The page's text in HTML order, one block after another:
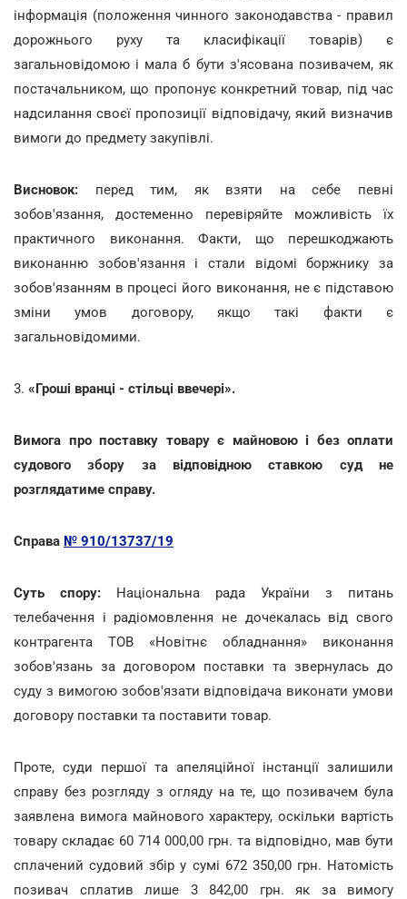
інформація (положення чинного законодавства - правил
дорожнього руху та класифікації товарів) є
загальновідомою і мала б бути з'ясована позивачем, як
постачальником, що пропонує конкретний товар, під час
надсилання своєї пропозиції відповідачу, який визначив
вимоги до предмету закупівлі.
Висновок: перед тим, як взяти на себе певні
зобов'язання, достеменно перевіряйте можливість їх
практичного виконання. Факти, що перешкоджають
виконанню зобов'язання і стали відомі боржнику за
зобов'язанням в процесі його виконання, не є підставою
зміни умов договору, якщо такі факти є
загальновідомими.
3. «Гроші вранці - стільці ввечері».
Вимога про поставку товару є майновою і без оплати
судового збору за відповідною ставкою суд не
розглядатиме справу.
Справа № 910/13737/19
Суть спору: Національна рада України з питань
телебачення і радіомовлення не дочекалась від свого
контрагента ТОВ «Новітнє обладнання» виконання
зобов'язань за договором поставки та звернулась до
суду з вимогою зобов'язати відповідача виконати умови
договору поставки та поставити товар.
Проте, суди першої та апеляційної інстанції залишили
справу без розгляду з огляду на те, що позивачем була
заявлена вимога майнового характеру, оскільки вартість
товару складає 60 714 000,00 грн. та відповідно, мав бути
сплачений судовий збір у сумі 672 350,00 грн. Натомість
позивач сплатив лише 3 842,00 грн. як за вимогу